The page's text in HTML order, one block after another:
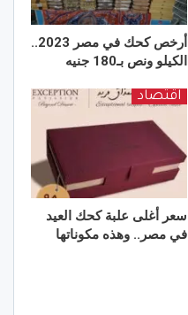
أرخص كحك في مصر 2023..
الكيلو ونص بـ180 جنيه
اقتصاد
سعر أغلى علبة كحك العيد
في مصر.. وهذه مكوناتها